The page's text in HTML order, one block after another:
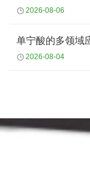
2026-08-06
单宁酸的多领域
2026-08-04